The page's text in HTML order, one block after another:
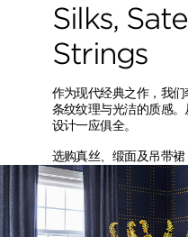
Silks,
Strings
作为现代经典之作，我
条纹纹理与光洁的质感
设计一应俱全。
选购真丝、缎面及吊带裙